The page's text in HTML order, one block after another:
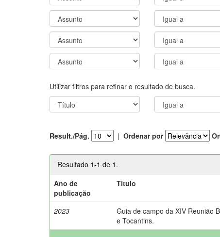
Utilizar filtros para refinar o resultado de busca.
Result./Pág. | Ordenar por
Resultado 1-1 de 1.
Ano de
publicação
Título
2023
Guia de campo da XIV Reunião
e Tocantins.